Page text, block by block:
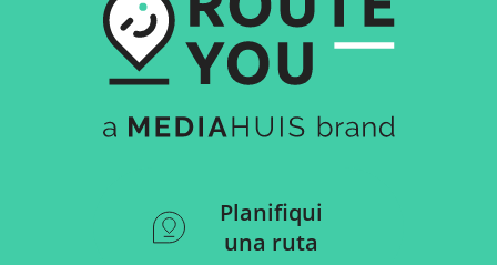
Planifiqui
una ruta